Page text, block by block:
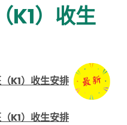
K1）收生
K1）收生安排
K1）收生安排